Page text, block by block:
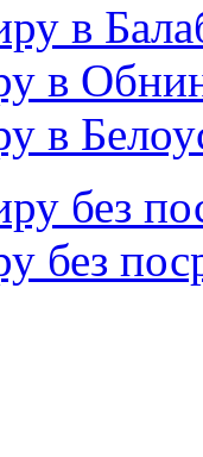
в
в
в
без
без